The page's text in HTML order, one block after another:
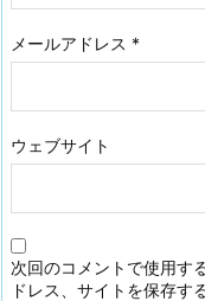
メールアドレス *
ウェブサイト
次回のコメントで使用す
ドレス、サイトを保存する